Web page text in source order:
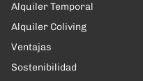
Alquiler Temporal
Alquiler Coliving
Ventajas
Sostenibilidad